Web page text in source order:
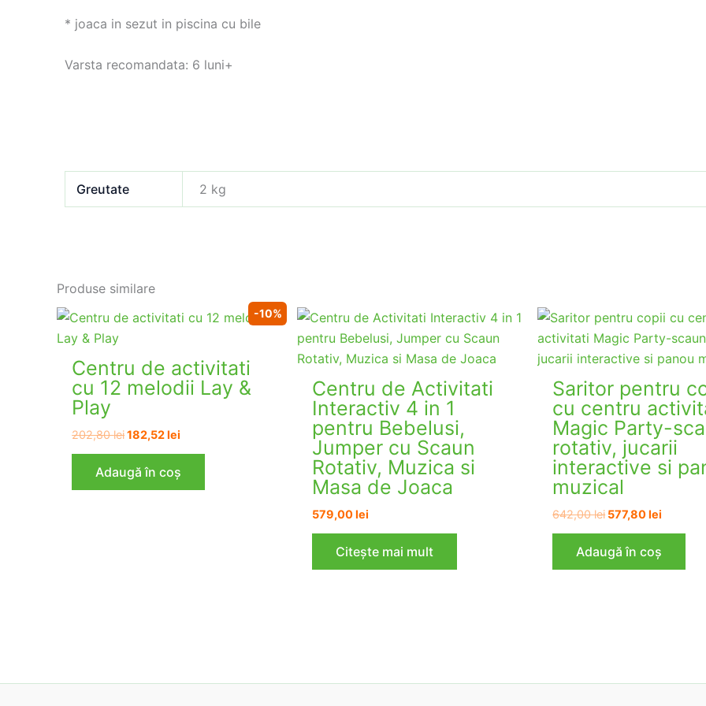
* joaca in sezut in piscina cu bile
Varsta recomandata: 6 luni+
Greutate 2 kg
Produse similare
-10%
Centru de activitati
cu 12 melodii Lay &
Play
202,80leiPrețul
fost:
202,80 lei.
182,52lei
182,52 lei.
Adaugă în coș
Centru de Activitati
Interactiv 4 in 1
pentru Bebelusi,
Jumper cu Scaun
Rotativ, Muzica si
Masa de Joaca
579,00lei
Citește mai mult
Saritor pentru
cu centru
Magic Party-
rotativ, jucarii
interactive si
muzical
642,00lei Prețul
fost:
642,00 lei.
577,80lei
Adaugă în coș